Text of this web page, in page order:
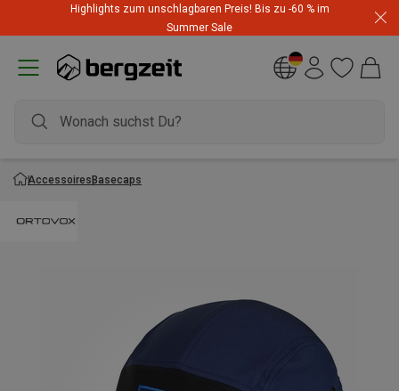
Highlights zum unschlagbaren Preis! Bis zu -60 % im
Summer Sale
Dynafit Hammerangebot! Reduzierte Outfits für neue
Abenteuer
AccessoiresBasecaps